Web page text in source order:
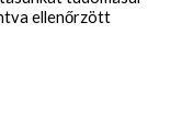
ellenőrzött